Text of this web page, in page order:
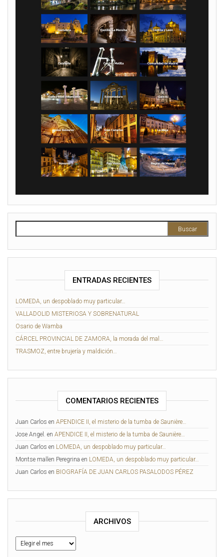
ENTRADAS RECIENTES
LOMEDA, un despoblado muy particular…
VALLADOLID MISTERIOSA Y SOBRENATURAL
Osario de Wamba
CÁRCEL PROVINCIAL DE ZAMORA, la morada del mal…
TRASMOZ, entre brujería y maldición…
COMENTARIOS RECIENTES
Juan Carlos en APENDICE II, el misterio de la tumba de Saunière…
Jose Angel. en APENDICE II, el misterio de la tumba de Saunière…
Juan Carlos en LOMEDA, un despoblado muy particular…
Montse mallen Peregrina en LOMEDA, un despoblado muy particular…
Juan Carlos en BIOGRAFÍA DE JUAN CARLOS PASALODOS PÉREZ
ARCHIVOS